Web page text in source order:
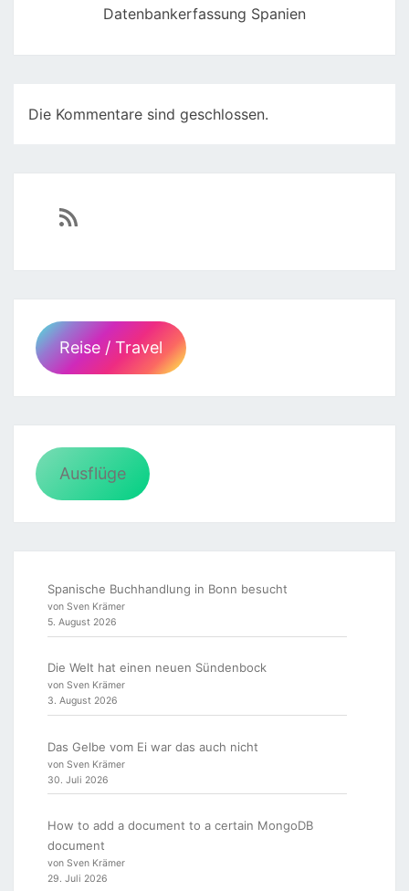
Datenbankerfassung Spanien
Die Kommentare sind geschlossen.
https://sven-essen.de/feed/
Reise / Travel
Ausflüge
Spanische Buchhandlung in Bonn besucht
von Sven Krämer
5. August 2026
Die Welt hat einen neuen Sündenbock
von Sven Krämer
3. August 2026
Das Gelbe vom Ei war das auch nicht
von Sven Krämer
30. Juli 2026
How to add a document to a certain MongoDB
document
von Sven Krämer
29. Juli 2026